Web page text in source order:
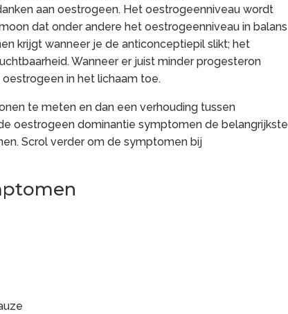
aan oestrogeen. Het oestrogeenniveau wordt
dat onder andere het oestrogeenniveau in balans
krijgt wanneer je de anticonceptiepil slikt; het
Wanneer er juist minder progesteron
in het lichaam toe.
te meten en dan een verhouding tussen
oestrogeen dominantie symptomen de belangrijkste
Scrol verder om de symptomen bij